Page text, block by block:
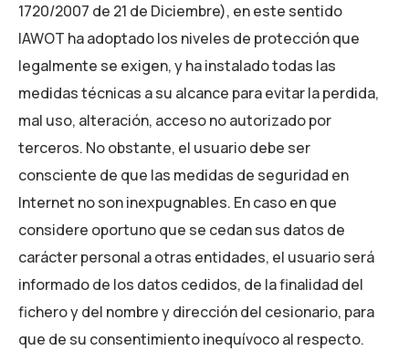
1720/2007 de 21 de Diciembre), en este sentido
IAWOT ha adoptado los niveles de protección que
legalmente se exigen, y ha instalado todas las
medidas técnicas a su alcance para evitar la perdida,
mal uso, alteración, acceso no autorizado por
terceros. No obstante, el usuario debe ser
consciente de que las medidas de seguridad en
Internet no son inexpugnables. En caso en que
considere oportuno que se cedan sus datos de
carácter personal a otras entidades, el usuario será
informado de los datos cedidos, de la finalidad del
fichero y del nombre y dirección del cesionario, para
que de su consentimiento inequívoco al respecto.